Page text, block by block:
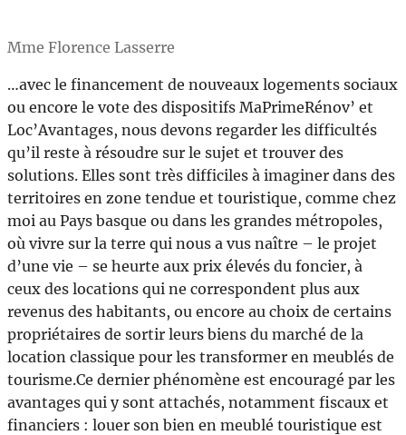
Mme Florence Lasserre
…avec le financement de nouveaux logements sociaux
ou encore le vote des dispositifs MaPrimeRénov’ et
Loc’Avantages, nous devons regarder les difficultés
qu’il reste à résoudre sur le sujet et trouver des
solutions. Elles sont très difficiles à imaginer dans des
territoires en zone tendue et touristique, comme chez
moi au Pays basque ou dans les grandes métropoles,
où vivre sur la terre qui nous a vus naître – le projet
d’une vie – se heurte aux prix élevés du foncier, à
ceux des locations qui ne correspondent plus aux
revenus des habitants, ou encore au choix de certains
propriétaires de sortir leurs biens du marché de la
location classique pour les transformer en meublés de
tourisme.Ce dernier phénomène est encouragé par les
avantages qui y sont attachés, notamment fiscaux et
financiers : louer son bien en meublé touristique est